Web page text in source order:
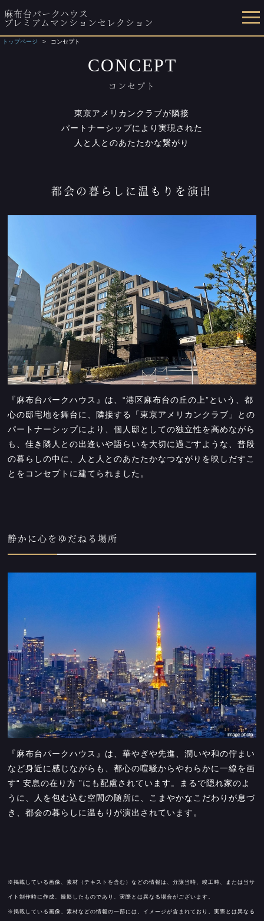
麻布台パークハウス
プレミアムマンションセレクション
トップページ コンセプト
CONCEPT
コンセプト
東京アメリカンクラブが隣接
パートナーシップにより実現された
人と人とのあたたかな繋がり
都会の暮らしに温もりを演出
『麻布台パークハウス』は、“港区麻布台の丘の上”という、都
心の邸宅地を舞台に、隣接する「東京アメリカンクラブ」との
パートナーシップにより、個人邸としての独立性を高めながら
も、佳き隣人との出逢いや語らいを大切に過ごすような、普段
の暮らしの中に、人と人とのあたたかなつながりを映しだすこ
とをコンセプトに建てられました。
静かに心をゆだねる場所
『麻布台パークハウス』は、華やぎや先進、潤いや和の佇まい
など身近に感じながらも、都心の喧騒からやわらかに一線を画
す“ 安息の在り方 ”にも配慮されています。まるで隠れ家のよ
うに、人を包む込む空間の随所に、こまやかなこだわりが息づ
き、都会の暮らしに温もりが演出されています。
※掲載している画像、素材（テキストを含む）などの情報は、分譲当時、竣工時、または当サ
イト制作時に作成、撮影したものであり、実際とは異なる場合がございます。
※掲載している画像、素材などの情報の一部には、イメージが含まれており、実際とは異なる